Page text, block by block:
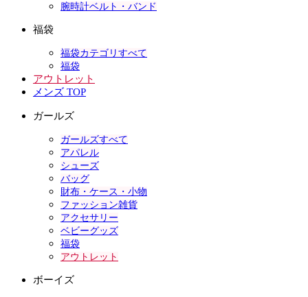
腕時計ベルト・バンド
福袋
福袋カテゴリすべて
福袋
アウトレット
メンズ TOP
ガールズ
ガールズすべて
アパレル
シューズ
バッグ
財布・ケース・小物
ファッション雑貨
アクセサリー
ベビーグッズ
福袋
アウトレット
ボーイズ